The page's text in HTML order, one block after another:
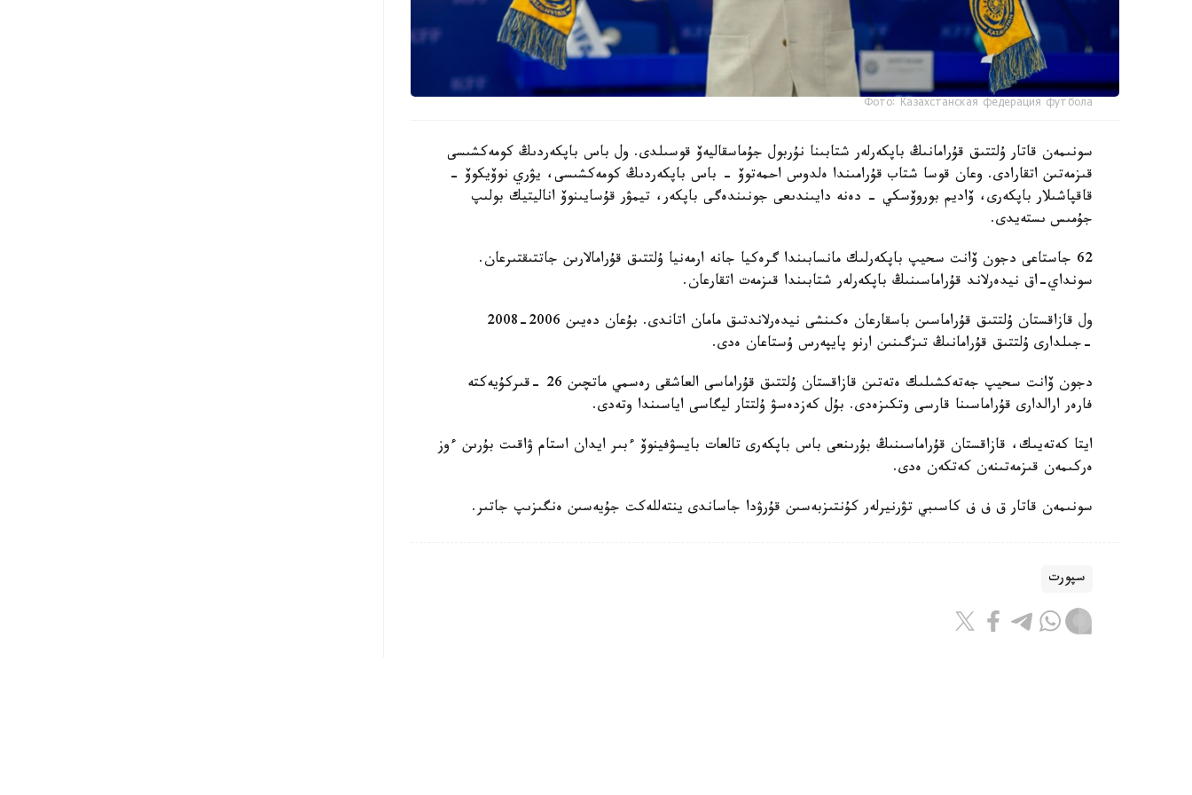
Фото: Казахстанская федерация футбола
سونىمەن قاتار ۇلتتىق قۇرامانىڭ باپكەرلەر شتابىنا نۇربول جۇماسقاليەۆ قوسىلدى. ول باس باپكەردىڭ كومەكشىسى
قىزمەتىن اتقارادى. وعان قوسا شتاب قۇرامىندا ەلدوس احمەتوۆ - باس باپكەردىڭ كومەكشىسى، يۋري نوۆيكوۆ -
قاقپاشىلار باپكەرى، ۆاديم بوروۆسكي - دەنە دايىندىعى جونىندەگى باپكەر، تيمۋر قۇسايىنوۆ اناليتيك بولىپ
جۇمىس ىستەيدى.
62 جاستاعى دجون ۆانت سحيپ باپكەرلىك مانسابىندا گرەكيا جانە ارمەنيا ۇلتتىق قۇرامالارىن جاتتىقتىرعان.
سونداي-اق نيدەرلاند قۇراماسىنىڭ باپكەرلەر شتابىندا قىزمەت اتقارعان.
ول قازاقستان ۇلتتىق قۇراماسىن باسقارعان ەكىنشى نيدەرلاندتىق مامان اتاندى. بۇعان دەيىن 2006-2008
-جىلدارى ۇلتتىق قۇرامانىڭ تىزگىنىن ارنو پايپەرس ۇستاعان ەدى.
دجون ۆانت سحيپ جەتەكشىلىك ەتەتىن قازاقستان ۇلتتىق قۇراماسى العاشقى رەسمي ماتچىن 26 -قىركۇيەكتە
فارەر ارالدارى قۇراماسىنا قارسى وتكىزەدى. بۇل كەزدەسۋ ۇلتتار ليگاسى اياسىندا وتەدى.
ايتا كەتەيىك، قازاقستان قۇراماسىنىڭ بۇرىنعى باس باپكەرى تالعات بايسۋفينوۆ ءبىر ايدان استام ۋاقىت بۇرىن ءوز
ەركىمەن قىزمەتىنەن كەتكەن ەدى.
سونىمەن قاتار ق ف ف كاسىبي تۋرنيرلەر كۇنتىزبەسىن قۇرۋدا جاساندى ينتەللەكت جۇيەسىن ەنگىزىپ جاتىر.
سپورت